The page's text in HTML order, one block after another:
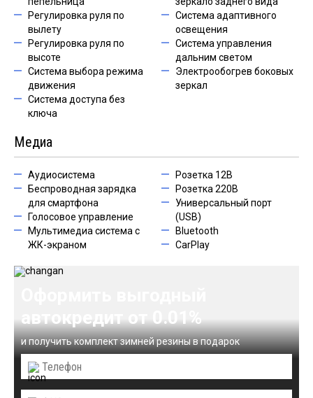
Регулировка руля по
вылету
Регулировка руля по
высоте
Система выбора режима
движения
Система доступа без
ключа
Система адаптивного
освещения
Система управления
дальним светом
Электрообогрев боковых
зеркал
Медиа
Аудиосистема
Беспроводная зарядка
для смартфона
Голосовое управление
Мультимедиа система с
ЖК-экраном
Розетка 12В
Розетка 220В
Универсальный порт
(USB)
Bluetooth
CarPlay
автокредит от 0.01%
и получить комплект зимней резины в подарок